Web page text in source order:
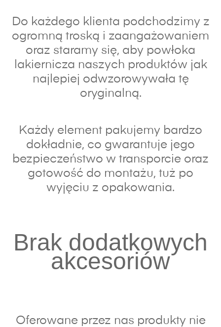
Do każdego klienta podchodzimy z
ogromną troską i zaangażowaniem
oraz staramy się, aby powłoka
lakiernicza naszych produktów jak
najlepiej odwzorowywała tę
oryginalną.
Każdy element pakujemy bardzo
dokładnie, co gwarantuje jego
bezpieczeństwo w transporcie oraz
gotowość do montażu, tuż po
wyjęciu z opakowania.
Brak dodatkowych
akcesoriów
Oferowane przez nas produkty nie